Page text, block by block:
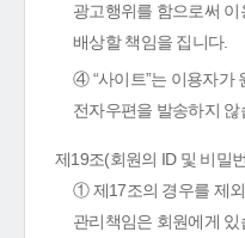
광고행위를 함으로써
배상할 책임을 집니다.
④ “사이트”는 이용자가
전자우편을 발송하지 않
제19조(회원의 ID 및 비밀
① 제17조의 경우를 제
관리책임은 회원에게 있